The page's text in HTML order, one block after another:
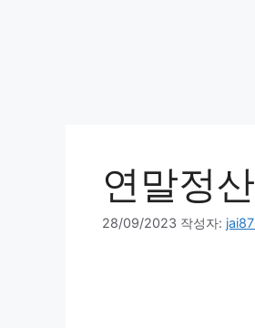
연말정
28/09/2023 작성자: